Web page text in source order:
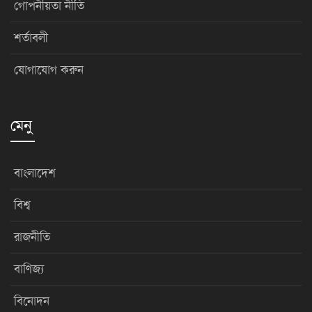
গোপনীয়তা নীতি
শর্তাবলী
যোগাযোগ করুন
মেনু
বাংলাদেশ
বিশ্ব
রাজনীতি
বাণিজ্য
বিনোদন